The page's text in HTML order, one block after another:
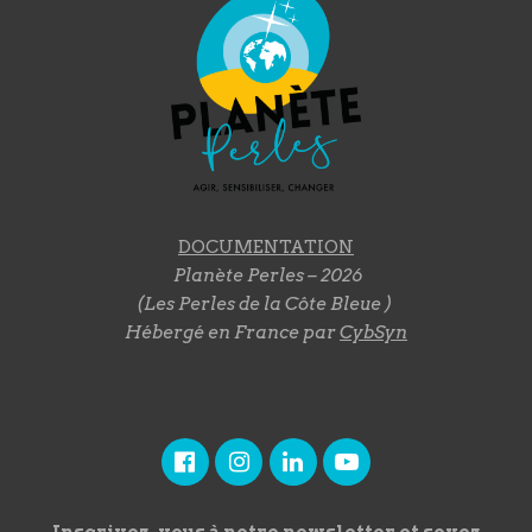
DOCUMENTATION
Planète Perles – 2026
(Les Perles de la Côte Bleue )
Hébergé en France parCybSyn